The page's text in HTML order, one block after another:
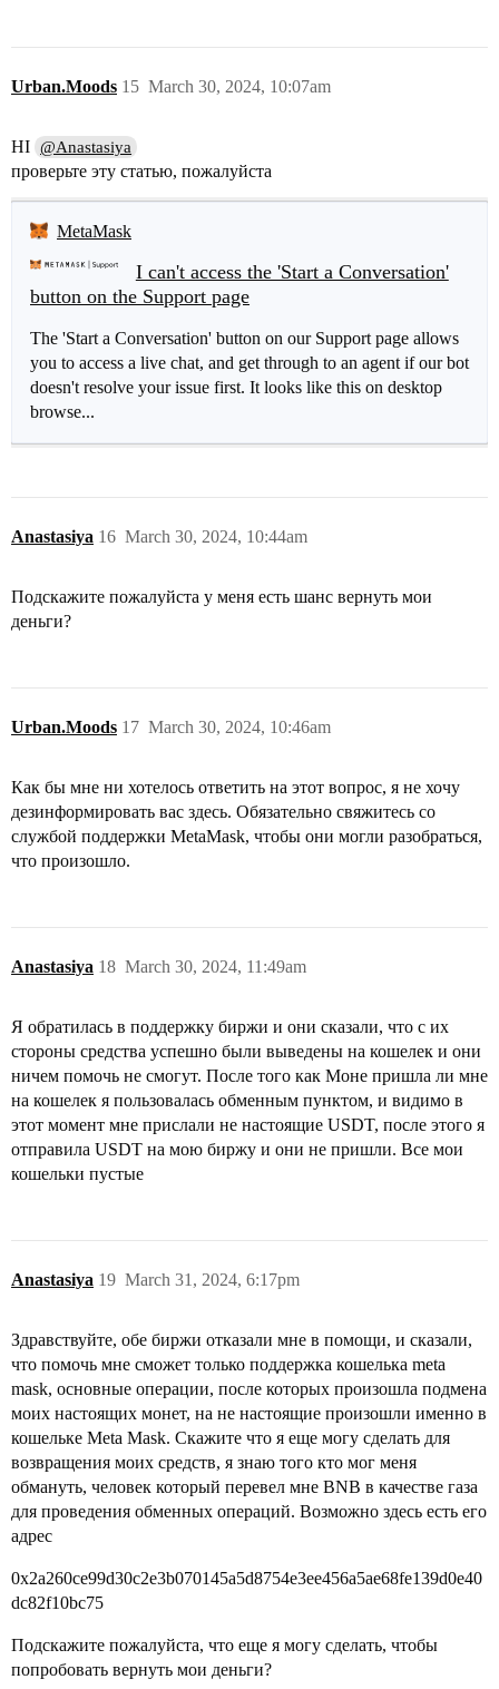
Urban.Moods March 30, 2024, 10:07am
15
HI @Anastasiya
проверьте эту статью, пожалуйста
MetaMask
I can't access the 'Start a Conversation'
button on the Support page
The 'Start a Conversation' button on our Support page allows
you to access a live chat, and get through to an agent if our bot
doesn't resolve your issue first. It looks like this on desktop
browse...
Anastasiya March 30, 2024, 10:44am
16
Подскажите пожалуйста у меня есть шанс вернуть мои
деньги?
Urban.Moods March 30, 2024, 10:46am
17
Как бы мне ни хотелось ответить на этот вопрос, я не хочу
дезинформировать вас здесь. Обязательно свяжитесь со
службой поддержки MetaMask, чтобы они могли разобраться,
что произошло.
Anastasiya March 30, 2024, 11:49am
18
Я обратилась в поддержку биржи и они сказали, что с их
стороны средства успешно были выведены на кошелек и они
ничем помочь не смогут. После того как Моне пришла ли мне
на кошелек я пользовалась обменным пунктом, и видимо в
этот момент мне прислали не настоящие USDT, после этого я
отправила USDT на мою биржу и они не пришли. Все мои
кошельки пустые
Anastasiya March 31, 2024, 6:17pm
19
Здравствуйте, обе биржи отказали мне в помощи, и сказали,
что помочь мне сможет только поддержка кошелька meta
mask, основные операции, после которых произошла подмена
моих настоящих монет, на не настоящие произошли именно в
кошельке Meta Mask. Скажите что я еще могу сделать для
возвращения моих средств, я знаю того кто мог меня
обмануть, человек который перевел мне BNB в качестве газа
для проведения обменных операций. Возможно здесь есть его
адрес
0x2a260ce99d30c2e3b070145a5d8754e3ee456a5ae68fe139d0e40
dc82f10bc75
Подскажите пожалуйста, что еще я могу сделать, чтобы
попробовать вернуть мои деньги?